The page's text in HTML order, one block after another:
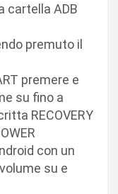
cartella ADB
premuto il
premere e
su fino a
RECOVERY
con un
su e